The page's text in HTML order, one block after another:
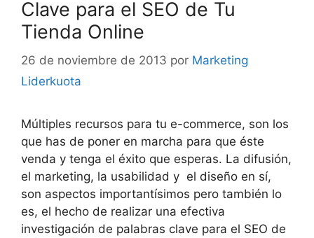
Clave para el SEO de Tu
Tienda Online
26 de noviembre de 2013 por Marketing
Liderkuota
Múltiples recursos para tu e-commerce, son los
que has de poner en marcha para que éste
venda y tenga el éxito que esperas. La difusión,
el marketing, la usabilidad y el diseño en sí,
son aspectos importantísimos pero también lo
es, el hecho de realizar una efectiva
investigación de palabras clave para el SEO de